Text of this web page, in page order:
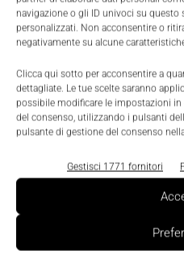
navigazione o gli ID univoci su
personalizzati. Non acconsentire o
negativamente su alcune
Clicca qui sotto per acconsentire a
dettagliate. Le tue scelte saranno
possibile modificare le impostazioni
del consenso, utilizzando i pulsanti
pulsante di gestione del consenso
Gestisci 1771 fornitori
Nonostante i freni, gli
tecnologie proseguono. Il
I produttori europei (54%,
prevedono che l’
gestione dei dati, visibilità
processo produttivo.
ottimisticamente, una
avanzata entro il 2029,